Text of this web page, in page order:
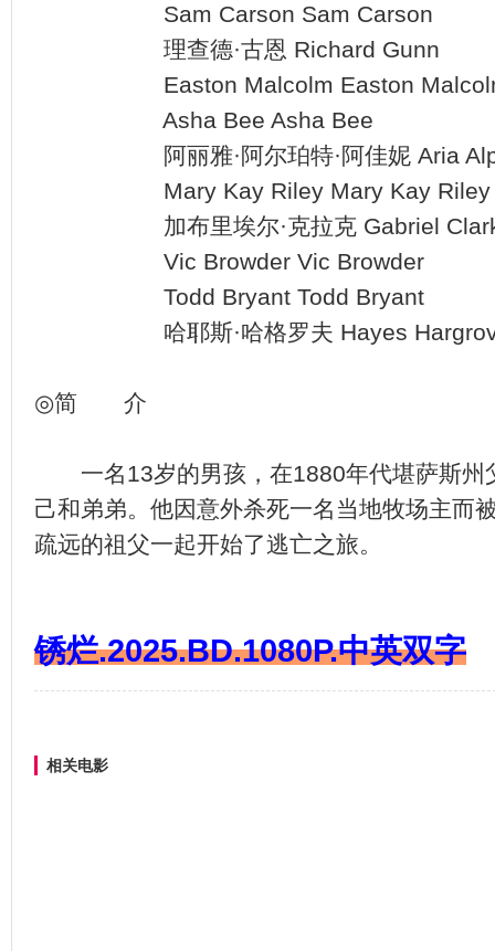
Sam Carson Sam Carson
理查德·古恩 Richard Gunn
Easton Malcolm Easton
Asha Bee Asha Bee
阿丽雅·阿尔珀特·阿佳妮 Aria
Mary Kay Riley Mary Kay Riley
加布里埃尔·克拉克 Gabriel
Vic Browder Vic Browder
Todd Bryant Todd Bryant
哈耶斯·哈格罗夫 Hayes
◎简 介
一名13岁的男孩，在1880年代堪萨斯州
己和弟弟。他因意外杀死一名当地牧场主而
疏远的祖父一起开始了逃亡之旅。
锈烂.2025.BD.1080P.中英双字
相关电影